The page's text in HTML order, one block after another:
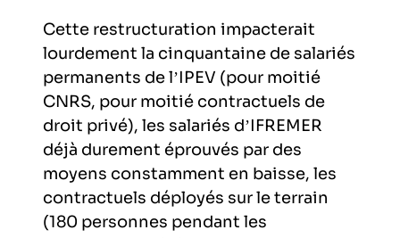
Cette restructuration impacterait
lourdement la cinquantaine de salariés
permanents de l’IPEV (pour moitié
CNRS, pour moitié contractuels de
droit privé), les salariés d’IFREMER
déjà durement éprouvés par des
moyens constamment en baisse, les
contractuels déployés sur le terrain
(180 personnes pendant les